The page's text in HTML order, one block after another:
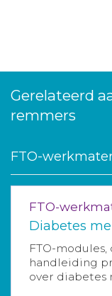
Gerelateerd
remmers
FTO-
FTO-
Diabetes
FTO-
handleiding
over diabetes